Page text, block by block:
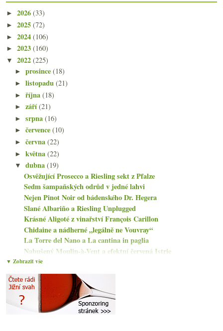
► 2026 (33)
► 2025 (72)
► 2024 (106)
► 2023 (160)
▼ 2022 (225)
►prosince(18)
►listopadu(21)
►října(18)
►září(21)
►srpna(16)
►července(10)
►června(22)
►května(22)
▼dubna(19)
Osvěžující Prosecco a Riesling sekt z Pfalze
Sedm šampaňských odrůd v jedné lahvi
Nejen Pinot Noir od bádenského Dr. Hegera
Slané Albariño a Riesling Unplugged
Krásné Aligoté z vinařství François Carillon
Chidaine a nádherné „legálně ne Vouvray“
La Torre del Nano a La cantina in paglia
Nabušený Moulin-à-Vent a efektní červená Istrie
Muchada-Léclapart a odlišný pohled na Jerez
Lahve lehčí, plastové a Richard Geoffroy v Itálii
Albariño a červená směs tradičních odrůd
Château Vannières a různé podoby Bandolu
Oranžáda od Omasty z hodnocení v Bílovicích
Aubert de Villaine končí v DRC, vanilka, opice pij...
▼ Zobrazit vše